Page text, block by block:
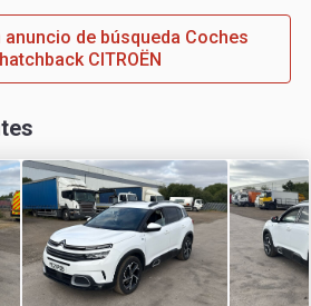
anuncio de búsqueda Coches
hatchback CITROËN